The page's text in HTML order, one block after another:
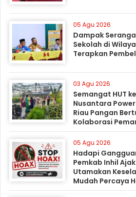
05 Agu 2026
Dampak
Sekolah di
Terapkan
03 Agu 2026
Semangat HUT
Nusantara Power
Riau Pangan
Kolaborasi
FABA untuk
05 Agu 2026
Hadapi
Pemkab Inhil
Utamakan
Mudah Percaya